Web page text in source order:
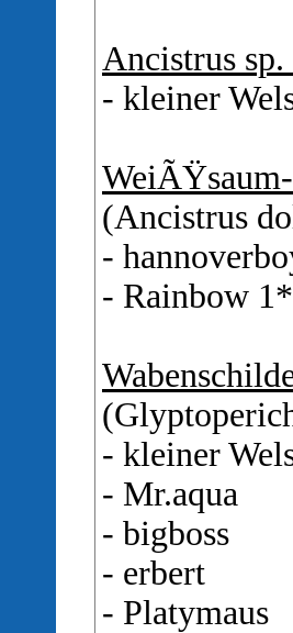
Ancistrus
- kleiner
(Ancistrus
-
- Rainbow 1*
- kleiner
- Mr.aqua
- bigboss
- erbert
- Platymaus